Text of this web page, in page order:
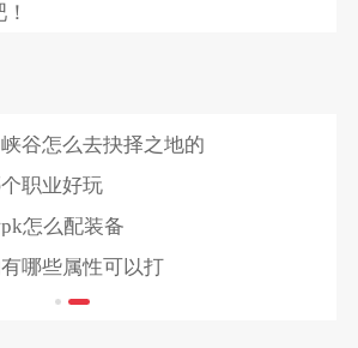
谷怎么去抉择之地的
职业好玩
怎么配装备
哪些属性可以打